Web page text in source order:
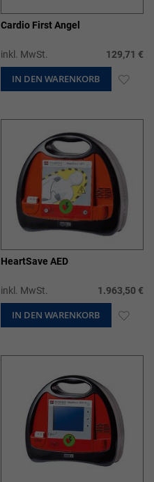
Cardio First Angel
inkl. MwSt. 129,71 €
IN DEN WARENKORB ZUR
HeartSave AED
inkl. MwSt. 1.963,50 €
IN DEN WARENKORB ZUR